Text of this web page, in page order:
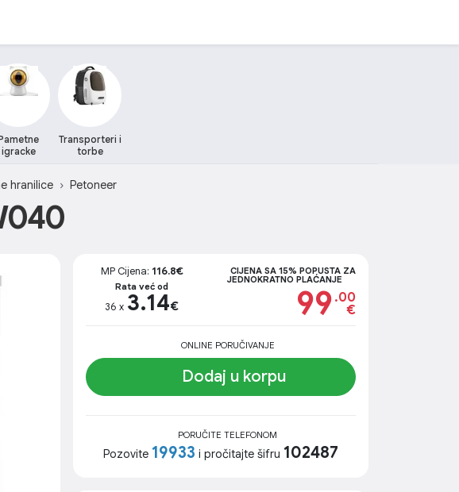
igracke
Transporteri i
torbe
hranilice Petoneer
MP Cijena: 116.8€
Rata već od
36 x 3.14€
CIJENA SA 15% POPUSTA ZA
JEDNOKRATNO PLAĆANJE
99 .00
€
ONLINE PORUČIVANJE
Dodaj u korpu
PORUČITE TELEFONOM
Pozovite 19933 i pročitajte šifru 102487